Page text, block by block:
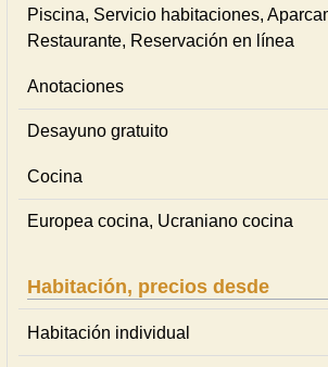
Piscina, Servicio habitaciones,
Restaurante, Reservación en línea
Anotaciones
Desayuno gratuito
Cocina
Europea cocina, Ucraniano cocina
Habitación, precios desde
Habitación individual